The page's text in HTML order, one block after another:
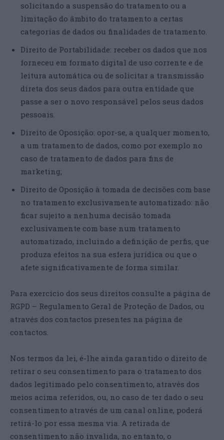
solicitando a suspensão do tratamento ou a
limitação do âmbito do tratamento a certas
categorias de dados ou finalidades de tratamento.
Direito de Portabilidade: receber os dados que nos
forneceu em formato digital de uso corrente e de
leitura automática ou de solicitar a transmissão
direta dos seus dados para outra entidade que
passe a ser o novo responsável pelos seus dados
pessoais.
Direito de Oposição: opor-se, a qualquer momento,
a um tratamento de dados, como por exemplo no
caso de tratamento de dados para fins de
marketing;
Direito de Oposição à tomada de decisões com base
no tratamento exclusivamente automatizado: não
ficar sujeito a nenhuma decisão tomada
exclusivamente com base num tratamento
automatizado, incluindo a definição de perfis, que
produza efeitos na sua esfera jurídica ou que o
afete significativamente de forma similar.
Para exercício dos seus direitos consulte a página de
RGPD – Regulamento Geral de Proteção de Dados, ou
através dos contactos presentes na página de
contactos.
Nos termos da lei, é-lhe ainda garantido o direito de
retirar o seu consentimento para o tratamento dos
dados legitimado pelo consentimento, através dos
meios acima referidos, ou, no caso de ter dado o seu
consentimento através de um canal online, poderá
retirá-lo por essa mesma via. A retirada de
consentimento não invalida, no entanto, o